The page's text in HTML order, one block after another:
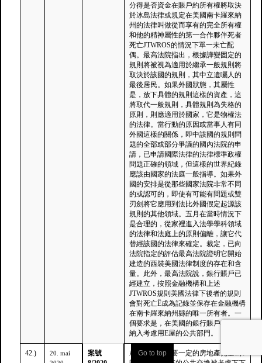
分得是否資金在賬戶約所有權將取決
於冰島法律或規定在美國南卡羅來納
州的法律叫做從而享有的完全所有權
和他的精神屬性的第一合作夥伴死者
死亡JTWROS的情況下單一未亡配
偶。最高法院指出，根據譁變固定的
規則將被視為適用於繼承一般規則將
取決於該國的規則，其中立遺囑人的
最後居民。如果外國狀態，其屬性
是，放下具體的規則這樣的資產，這
將取代一般規則，具體規則為失格的
原則，則應適用於國家，它是物權法
的法律。當行動的原因或當事人有同
外國這樣的關係，即中該國的規則問
題的全部或部分爭議的國內法院的申
請，已申請國際法律的法律標準政權
問題正確的領域，但這樣的世界紀錄
應該由國家的法庭一般指導。如果外
國的安排是從那些國家法院非常不同
的或認可的，即使有可能有問題或雙
刃劍將它應用到法比外國假定起源該
規則的其他領域。五月在當時情況下
是合理的，從家裡進入法學學科領域
的法律和法庭上的原則偏離，讓它代
替經該國的法律來確定。裁定，已向
法院指定的評估最高法院證明它開始
建造的西裝美國法律制度的存在和含
量。此外，最高法院說，銀行賬戶已
經建立，按照金融機構和上述
JTWROS規則美國法律下後者的規則
會對死亡Ë成為記錄並保存在金融機構
在南卡羅來納州縣的唯一所有者。一
個要求是，在美國的銀行賬戶存款未
納入考慮用E屋的公共部門。
42.)
20. maí
案號
賴夫呼籲這需要一定的房地產兒童ê承
Go to top